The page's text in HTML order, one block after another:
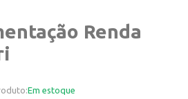
Renda
Em estoque